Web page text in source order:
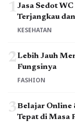
1Jasa Sedot
Terjangkau
KESEHATAN
2Lebih Jauh
Fungsinya
FASHION
3Belajar Online
Tepat di Masa